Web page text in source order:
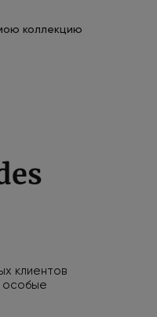
коллекцию
клиентов
особые